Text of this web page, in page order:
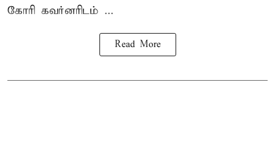
கோரி கவர்னரிடம் ...
Read More